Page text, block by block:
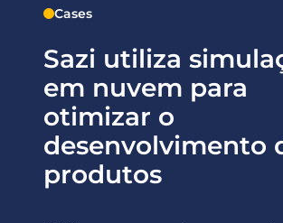
Cases
Sazi utiliza
em nuvem para
otimizar o
desenvolvimento
produtos